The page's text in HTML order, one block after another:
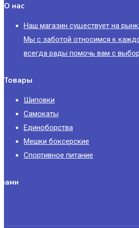
О нас
Наш магазин существует на
Мы с заботой относимся к
всегда рады помочь вам с
Товары
Шиповки
Самокаты
Единоборства
Мешки боксерские
Спортивное питание